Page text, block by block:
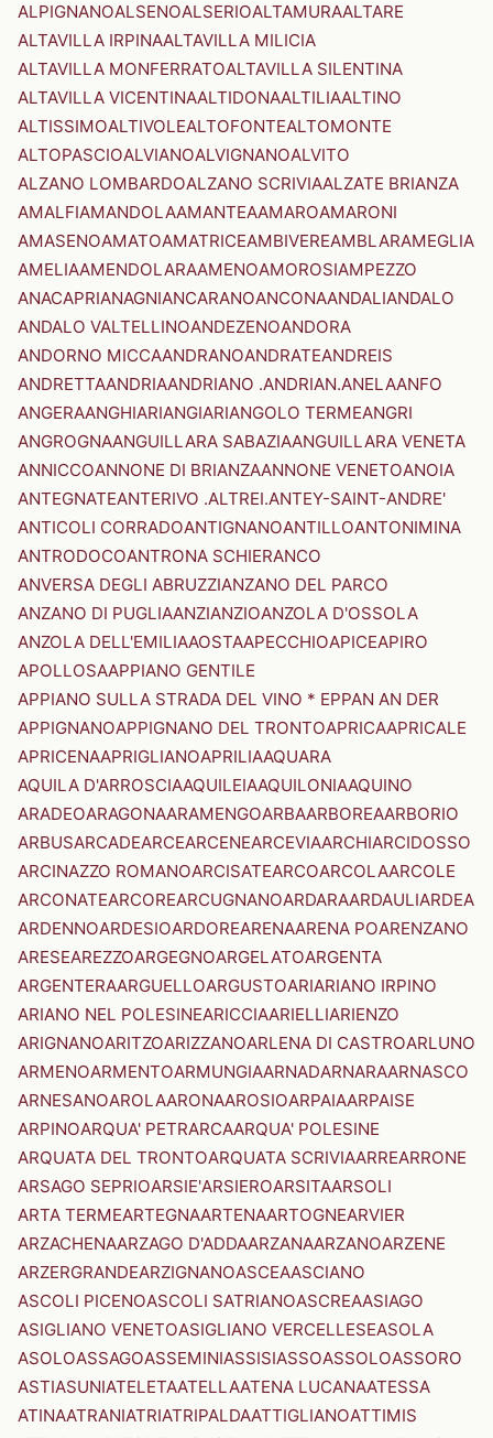
ALPIGNANOALSENOALSERIOALTAMURAALTARE
ALTAVILLA IRPINAALTAVILLA MILICIA
ALTAVILLA MONFERRATOALTAVILLA SILENTINA
ALTAVILLA VICENTINAALTIDONAALTILIAALTINO
ALTISSIMOALTIVOLEALTOFONTEALTOMONTE
ALTOPASCIOALVIANOALVIGNANOALVITO
ALZANO LOMBARDOALZANO SCRIVIAALZATE BRIANZA
AMALFIAMANDOLAAMANTEAAMAROAMARONI
AMASENOAMATOAMATRICEAMBIVEREAMBLARAMEGLIA
AMELIAAMENDOLARAAMENOAMOROSIAMPEZZO
ANACAPRIANAGNIANCARANOANCONAANDALIANDALO
ANDALO VALTELLINOANDEZENOANDORA
ANDORNO MICCAANDRANOANDRATEANDREIS
ANDRETTAANDRIAANDRIANO .ANDRIAN.ANELAANFO
ANGERAANGHIARIANGIARIANGOLO TERMEANGRI
ANGROGNAANGUILLARA SABAZIAANGUILLARA VENETA
ANNICCOANNONE DI BRIANZAANNONE VENETOANOIA
ANTEGNATEANTERIVO .ALTREI.ANTEY-SAINT-ANDRE'
ANTICOLI CORRADOANTIGNANOANTILLOANTONIMINA
ANTRODOCOANTRONA SCHIERANCO
ANVERSA DEGLI ABRUZZIANZANO DEL PARCO
ANZANO DI PUGLIAANZIANZIOANZOLA D'OSSOLA
ANZOLA DELL'EMILIAAOSTAAPECCHIOAPICEAPIRO
APOLLOSAAPPIANO GENTILE
APPIANO SULLA STRADA DEL VINO * EPPAN AN DER
APPIGNANOAPPIGNANO DEL TRONTOAPRICAAPRICALE
APRICENAAPRIGLIANOAPRILIAAQUARA
AQUILA D'ARROSCIAAQUILEIAAQUILONIAAQUINO
ARADEOARAGONAARAMENGOARBAARBOREAARBORIO
ARBUSARCADEARCEARCENEARCEVIAARCHIARCIDOSSO
ARCINAZZO ROMANOARCISATEARCOARCOLAARCOLE
ARCONATEARCOREARCUGNANOARDARAARDAULIARDEA
ARDENNOARDESIOARDOREARENAARENA POARENZANO
ARESEAREZZOARGEGNOARGELATOARGENTA
ARGENTERAARGUELLOARGUSTOARIARIANO IRPINO
ARIANO NEL POLESINEARICCIAARIELLIARIENZO
ARIGNANOARITZOARIZZANOARLENA DI CASTROARLUNO
ARMENOARMENTOARMUNGIAARNADARNARAARNASCO
ARNESANOAROLAARONAAROSIOARPAIAARPAISE
ARPINOARQUA' PETRARCAARQUA' POLESINE
ARQUATA DEL TRONTOARQUATA SCRIVIAARREARRONE
ARSAGO SEPRIOARSIE'ARSIEROARSITAARSOLI
ARTA TERMEARTEGNAARTENAARTOGNEARVIER
ARZACHENAARZAGO D'ADDAARZANAARZANOARZENE
ARZERGRANDEARZIGNANOASCEAASCIANO
ASCOLI PICENOASCOLI SATRIANOASCREAASIAGO
ASIGLIANO VENETOASIGLIANO VERCELLESEASOLA
ASOLOASSAGOASSEMINIASSISIASSOASSOLOASSORO
ASTIASUNIATELETAATELLAATENA LUCANAATESSA
ATINAATRANIATRIATRIPALDAATTIGLIANOATTIMIS